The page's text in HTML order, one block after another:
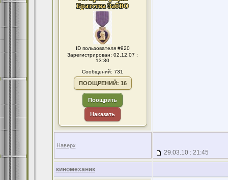
ID пользователя #920
Зарегистрирован: 02.12.07 :
13:30
Сообщений: 731
ПООЩРЕНИЙ: 16
Поощрить
Наказать
Наверх
29.03.10 : 21:45
киномеханик